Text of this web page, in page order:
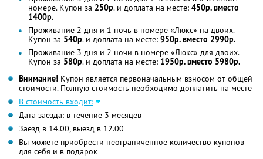
номере. Купон за 250р. и доплата на месте: 450р. вместо
1400р.
Проживание 2 дня и 1 ночь в номере «Люкс» на двоих.
Купон за 540р. и доплата на месте: 950р. вместо 2990р.
Проживание 3 дня и 2 ночи в номере «Люкс» для двоих.
Купон за 580р. и доплата на месте: 1950р. вместо 5980р.
Внимание! Купон является первоначальным взносом от общей
стоимости. Полную стоимость необходимо доплатить на месте
В стоимость входит:
Дата заезда: в течение 3 месяцев
Заезд в 14.00, выезд в 12.00
Вы можете приобрести неограниченное количество купонов
для себя и в подарок